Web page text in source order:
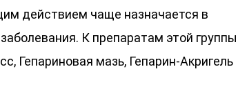
действием чаще назначается в
К препаратам этой группы
Гепариновая мазь, Гепарин-Акригель